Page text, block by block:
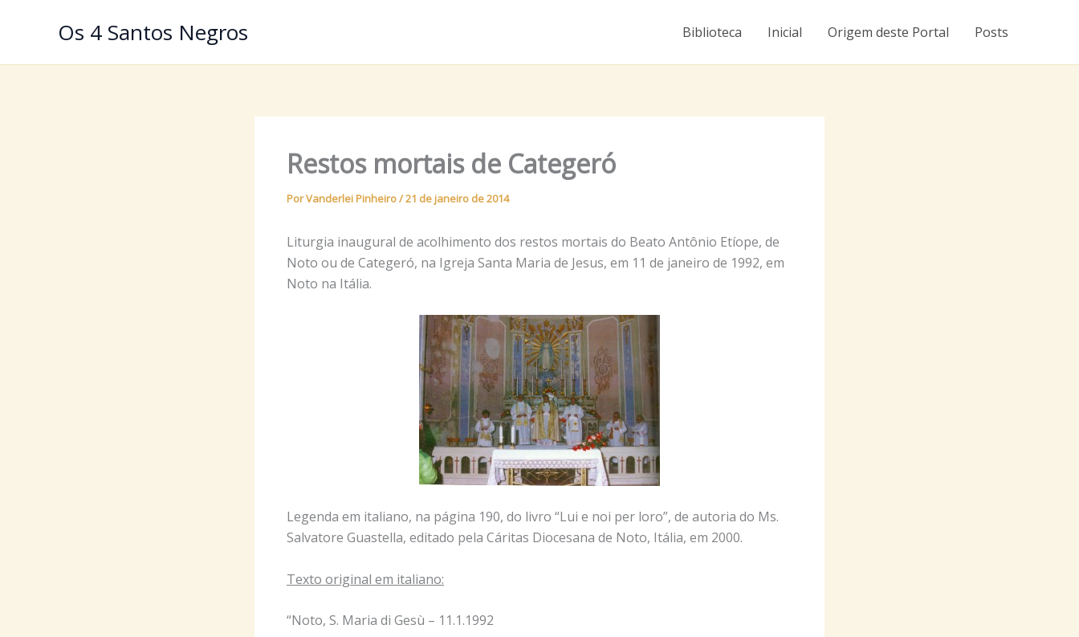
Os 4 Santos Negros Biblioteca Inicial Origem deste Portal Posts
Restos mortais de Categeró
PorVanderlei Pinheiro/21 de janeiro de 2014
Liturgia inaugural de acolhimento dos restos mortais do Beato Antônio Etíope, de
Noto ou de Categeró, na Igreja Santa Maria de Jesus, em 11 de janeiro de 1992, em
Noto na Itália.
Legenda em italiano, na página 190, do livro “Lui e noi per loro”, de autoria do Ms.
Salvatore Guastella, editado pela Cáritas Diocesana de Noto, Itália, em 2000.
Texto original em italiano:
“Noto, S. Maria di Gesù – 11.1.1992